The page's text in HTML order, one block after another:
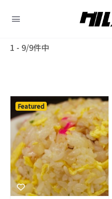
1 - 9/9件中
Featured